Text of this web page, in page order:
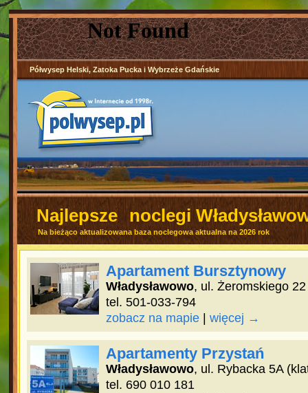
Półwysep Helski, Zatoka Pucka i Wybrzeże Gdańskie
Najlepsze noclegi
Na bieżąco aktualizowana baza noclegowa aktualna na 2026 rok
Apartament Bursztynowy
Władysławowo, ul. Żeromskiego 22
tel. 501-033-794
zobacz na mapie| więcej →
Apartamenty Przystań
Władysławowo, ul. Rybacka 5A
tel. 690 010 181